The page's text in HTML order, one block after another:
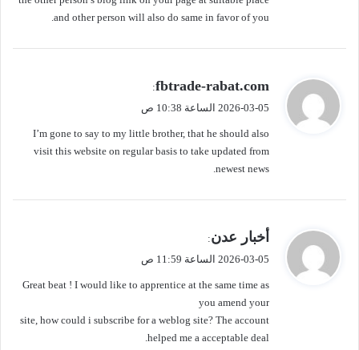
and other person will also do same in favor of you.
ي
ل
fbtrade-rabat.com
:
2026-03-05 الساعة 10:38 ص
I’m gone to say to my little brother, that he should also
visit this website on regular basis to take updated from
newest news.
ي
ل
أخبار عدن:
2026-03-05 الساعة 11:59 ص
Great beat ! I would like to apprentice at the same time as
you amend your
site, how could i subscribe for a weblog site? The account
helped me a acceptable deal.